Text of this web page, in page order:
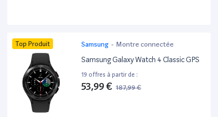
Top Produit Samsung - Montre connectée
Samsung Galaxy Watch 4 Classic GPS
19 offres à partir de :
53,99 € 187,99 €